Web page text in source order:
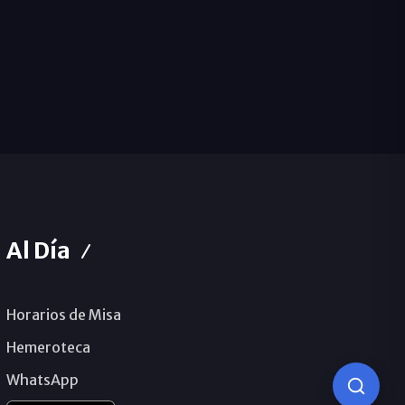
Al Día
Horarios de Misa
Hemeroteca
WhatsApp